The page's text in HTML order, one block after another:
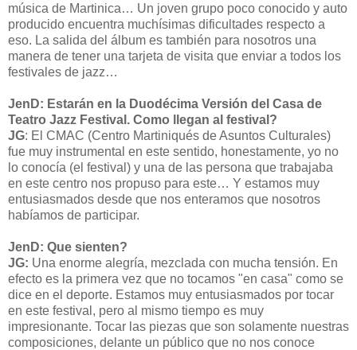
música de Martinica… Un joven grupo poco conocido y auto
producido encuentra muchísimas dificultades respecto a
eso. La salida del álbum es también para nosotros una
manera de tener una tarjeta de visita que enviar a todos los
festivales de jazz…
JenD: Estarán en la Duodécima Versión del Casa de
Teatro Jazz Festival. Como llegan al festival?
JG: El CMAC (Centro Martiniqués de Asuntos Culturales)
fue muy instrumental en este sentido, honestamente, yo no
lo conocía (el festival) y una de las persona que trabajaba
en este centro nos propuso para este… Y estamos muy
entusiasmados desde que nos enteramos que nosotros
habíamos de participar.
JenD: Que sienten?
JG: Una enorme alegría, mezclada con mucha tensión. En
efecto es la primera vez que no tocamos "en casa" como se
dice en el deporte. Estamos muy entusiasmados por tocar
en este festival, pero al mismo tiempo es muy
impresionante. Tocar las piezas que son solamente nuestras
composiciones, delante un público que no nos conoce